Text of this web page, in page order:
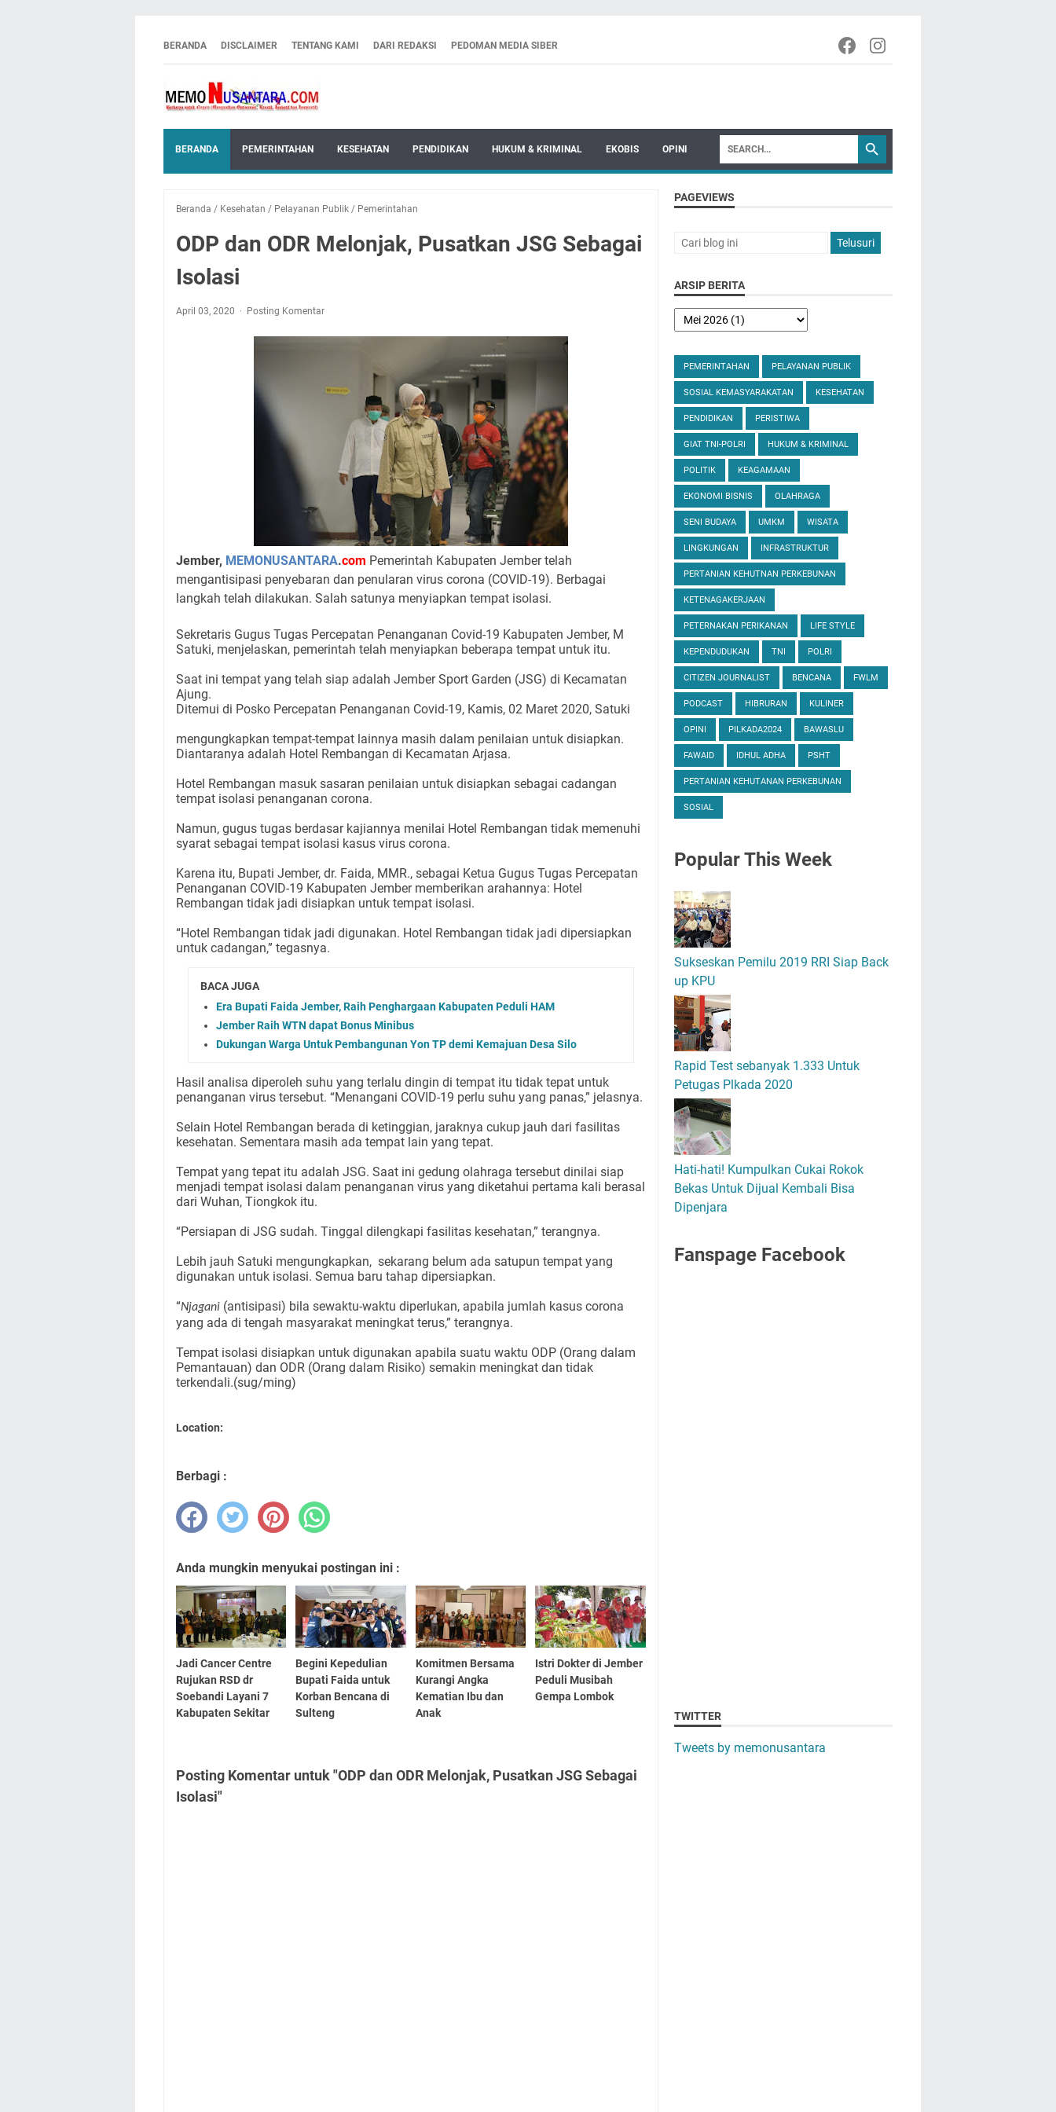
BERANDA DISCLAIMER TENTANG KAMI DARI REDAKSI PEDOMAN MEDIA SIBER
BERANDA PEMERINTAHAN KESEHATAN PENDIDIKAN HUKUM & KRIMINAL EKOBIS OPINI
Beranda / Kesehatan / Pelayanan Publik / Pemerintahan
ODP dan ODR Melonjak, Pusatkan JSG Sebagai
Isolasi
April 03, 2020 Posting Komentar
Jember, MEMONUSANTARA.com Pemerintah Kabupaten Jember telah
mengantisipasi penyebaran dan penularan virus corona (COVID-19). Berbagai
langkah telah dilakukan. Salah satunya menyiapkan tempat isolasi.
Sekretaris Gugus Tugas Percepatan Penanganan Covid-19 Kabupaten Jember, M
Satuki, menjelaskan, pemerintah telah menyiapkan beberapa tempat untuk itu.
Saat ini tempat yang telah siap adalah Jember Sport Garden (JSG) di Kecamatan
Ajung.
Ditemui di Posko Percepatan Penanganan Covid-19, Kamis, 02 Maret 2020, Satuki
mengungkapkan tempat-tempat lainnya masih dalam penilaian untuk disiapkan.
Diantaranya adalah Hotel Rembangan di Kecamatan Arjasa.
Hotel Rembangan masuk sasaran penilaian untuk disiapkan sebagai cadangan
tempat isolasi penanganan corona.
Namun, gugus tugas berdasar kajiannya menilai Hotel Rembangan tidak memenuhi
syarat sebagai tempat isolasi kasus virus corona.
Karena itu, Bupati Jember, dr. Faida, MMR., sebagai Ketua Gugus Tugas Percepatan
Penanganan COVID-19 Kabupaten Jember memberikan arahannya: Hotel
Rembangan tidak jadi disiapkan untuk tempat isolasi.
“Hotel Rembangan tidak jadi digunakan. Hotel Rembangan tidak jadi dipersiapkan
untuk cadangan,” tegasnya.
BACA JUGA
Era Bupati Faida Jember, Raih Penghargaan Kabupaten Peduli HAM
Jember Raih WTN dapat Bonus Minibus
Dukungan Warga Untuk Pembangunan Yon TP demi Kemajuan Desa Silo
Hasil analisa diperoleh suhu yang terlalu dingin di tempat itu tidak tepat untuk
penanganan virus tersebut. “Menangani COVID-19 perlu suhu yang panas,” jelasnya.
Selain Hotel Rembangan berada di ketinggian, jaraknya cukup jauh dari fasilitas
kesehatan. Sementara masih ada tempat lain yang tepat.
Tempat yang tepat itu adalah JSG. Saat ini gedung olahraga tersebut dinilai siap
menjadi tempat isolasi dalam penanganan virus yang diketahui pertama kali berasal
dari Wuhan, Tiongkok itu.
“Persiapan di JSG sudah. Tinggal dilengkapi fasilitas kesehatan,” terangnya.
Lebih jauh Satuki mengungkapkan, sekarang belum ada satupun tempat yang
digunakan untuk isolasi. Semua baru tahap dipersiapkan.
“Njagani (antisipasi) bila sewaktu-waktu diperlukan, apabila jumlah kasus corona
yang ada di tengah masyarakat meningkat terus,” terangnya.
Tempat isolasi disiapkan untuk digunakan apabila suatu waktu ODP (Orang dalam
Pemantauan) dan ODR (Orang dalam Risiko) semakin meningkat dan tidak
terkendali.(sug/ming)
Location:
Berbagi :
Anda mungkin menyukai postingan ini :
Jadi Cancer Centre
Rujukan RSD dr
Soebandi Layani 7
Kabupaten Sekitar
Begini Kepedulian
Bupati Faida untuk
Korban Bencana di
Sulteng
Komitmen Bersama
Kurangi Angka
Kematian Ibu dan
Anak
Istri Dokter di Jember
Peduli Musibah
Gempa Lombok
Posting Komentar untuk "ODP dan ODR Melonjak, Pusatkan JSG Sebagai
Isolasi"
PAGEVIEWS
ARSIP BERITA
PEMERINTAHAN PELAYANAN PUBLIK
SOSIAL KEMASYARAKATAN KESEHATAN
PENDIDIKAN PERISTIWA
GIAT TNI-POLRI HUKUM & KRIMINAL
POLITIK KEAGAMAAN
EKONOMI BISNIS OLAHRAGA
SENI BUDAYA UMKM WISATA
LINGKUNGAN INFRASTRUKTUR
PERTANIAN KEHUTNAN PERKEBUNAN
KETENAGAKERJAAN
PETERNAKAN PERIKANAN LIFE STYLE
KEPENDUDUKAN TNI POLRI
CITIZEN JOURNALIST BENCANA FWLM
PODCAST HIBRURAN KULINER
OPINI PILKADA2024 BAWASLU
FAWAID IDHUL ADHA PSHT
PERTANIAN KEHUTANAN PERKEBUNAN
SOSIAL
PopularThis Week
Sukseskan Pemilu 2019 RRI Siap Back
up KPU
Rapid Test sebanyak 1.333 Untuk
Petugas Plkada 2020
Hati-hati! Kumpulkan Cukai Rokok
Bekas Untuk Dijual Kembali Bisa
Dipenjara
Fanspage Facebook
TWITTER
Tweets by memonusantara